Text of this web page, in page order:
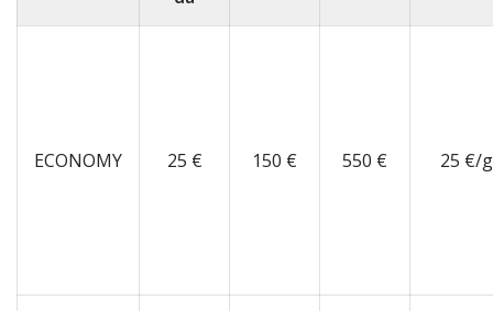
ECONOMY 25 € 150 € 550 € 25 €/